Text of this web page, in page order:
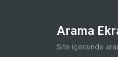
Arama
Site içersinde